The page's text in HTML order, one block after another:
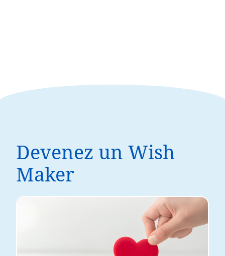
Devenez un Wish
Maker